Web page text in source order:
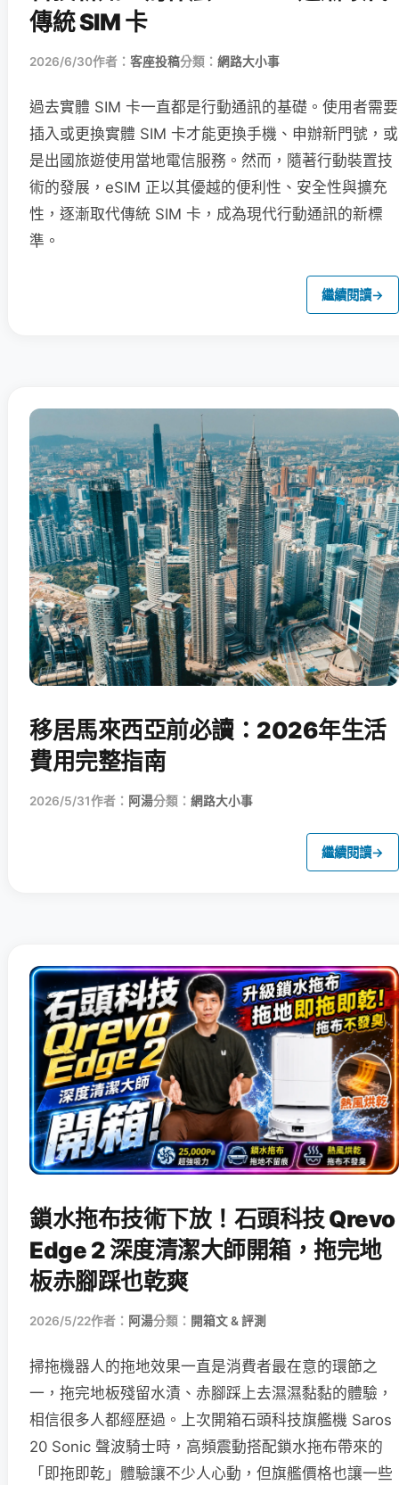
傳統 SIM 卡
2026/6/30作者： 客座投稿分類： 網路大小事
過去實體 SIM 卡一直都是行動通訊的基礎。使用者需要
插入或更換實體 SIM 卡才能更換手機、申辦新門號，或
是出國旅遊使用當地電信服務。然而，隨著行動裝置技
術的發展，eSIM 正以其優越的便利性、安全性與擴充
性，逐漸取代傳統 SIM 卡，成為現代行動通訊的新標
準。
繼續閱讀→
移居馬來西亞前必讀：2026年生活
費用完整指南
2026/5/31作者： 阿湯分類： 網路大小事
繼續閱讀→
鎖水拖布技術下放！石頭科技 Qrevo
Edge 2 深度清潔大師開箱，拖完地
板赤腳踩也乾爽
2026/5/22作者： 阿湯分類： 開箱文 & 評測
掃拖機器人的拖地效果一直是消費者最在意的環節之
一，拖完地板殘留水漬、赤腳踩上去濕濕黏黏的體驗，
相信很多人都經歷過。上次開箱石頭科技旗艦機 Saros
20 Sonic 聲波騎士時，高頻震動搭配鎖水拖布帶來的
「即拖即乾」體驗讓不少人心動，但旗艦價格也讓一些